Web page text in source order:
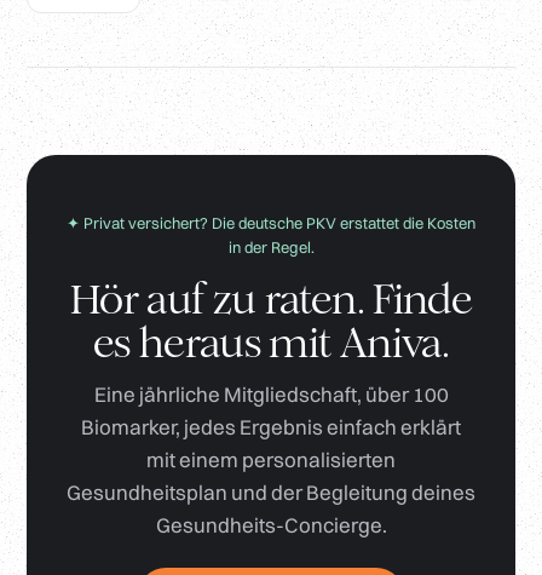
✦ Privat versichert? Die deutsche PKV erstattet die Kosten
in der Regel.
Hör auf zu raten. Finde
es heraus mit Aniva.
Eine jährliche Mitgliedschaft, über 100
Biomarker, jedes Ergebnis einfach erklärt
mit einem personalisierten
Gesundheitsplan und der Begleitung deines
Gesundheits-Concierge.